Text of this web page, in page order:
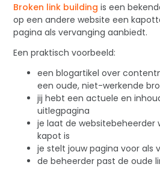
Broken link building is een
op een andere website een
pagina als vervanging aanbiedt.
Een praktisch voorbeeld:
een blogartikel over
een oude, niet-werkende
jij hebt een actuele en
uitlegpagina
je laat de websitebeheerder
kapot is
je stelt jouw pagina voor als
de beheerder past de oude